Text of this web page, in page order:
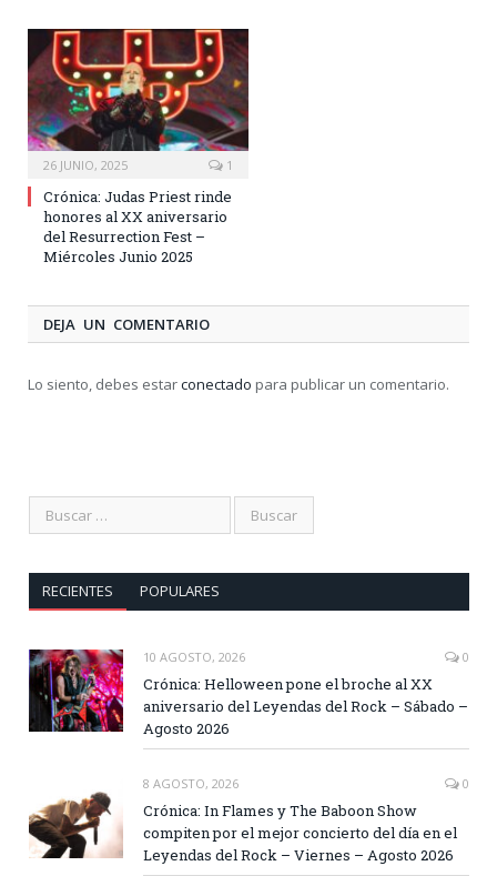
26 JUNIO, 2025 1
Crónica: Judas Priest rinde
honores al XX aniversario
del Resurrection Fest –
Miércoles Junio 2025
DEJA UN COMENTARIO
Lo siento, debes estarconectado para publicar un comentario.
RECIENTES POPULARES
10 AGOSTO, 2026 0
Crónica: Helloween pone el broche al XX
aniversario del Leyendas del Rock – Sábado –
Agosto 2026
8 AGOSTO, 2026 0
Crónica: In Flames y The Baboon Show
compiten por el mejor concierto del día en el
Leyendas del Rock – Viernes – Agosto 2026